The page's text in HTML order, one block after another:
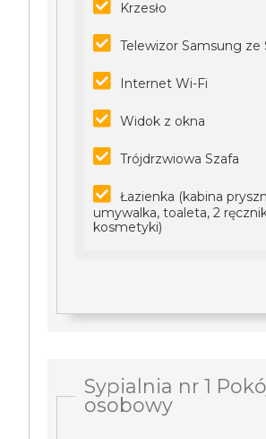
Krzesło
Telewizor Samsung ze
Internet Wi-Fi
Widok z okna
Trójdrzwiowa Szafa
Łazienka (kabina
umywalka, toaleta, 2
kosmetyki)
Sypialnia nr 1
osobowy